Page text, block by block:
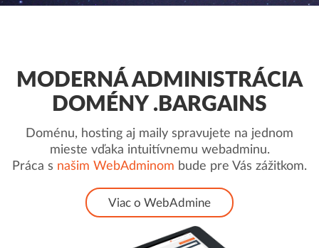
MODERNÁ ADMINISTRÁCIA
DOMÉNY .BARGAINS
Doménu, hosting aj maily spravujete na jednom
mieste vďaka intuitívnemu webadminu.
Práca s našim WebAdminom bude pre Vás zážitkom.
Viac o WebAdmine